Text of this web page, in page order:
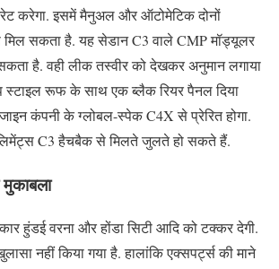
करेगा. इसमें मैनुअल और ऑटोमेटिक दोनों
मिल सकता है. यह सेडान C3 वाले CMP मॉड्यूलर
है. वही लीक तस्वीर को देखकर अनुमान लगाया
स्टाइल रूफ के साथ एक ब्लैक रियर पैनल दिया
कंपनी के ग्लोबल-स्पेक C4X से प्रेरित होगा.
C3 हैचबैक से मिलते जुलते हो सकते हैं.
मुकाबला
हुंडई वरना और होंडा सिटी आदि को टक्कर देगी.
नहीं किया गया है. हालांकि एक्सपर्ट्स की माने